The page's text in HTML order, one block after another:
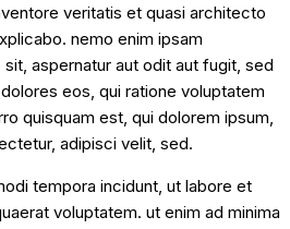
veritatis et quasi architecto
nemo enim ipsam
aspernatur aut odit aut fugit, sed
eos, qui ratione voluptatem
quisquam est, qui dolorem ipsum,
adipisci velit, sed.
tempora incidunt, ut labore et
voluptatem. ut enim ad minima